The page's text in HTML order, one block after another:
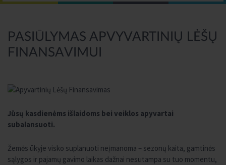
PASIŪLYMAS APVYVARTINIŲ LĖŠŲ
FINANSAVIMUI
Jūsų kasdienėms išlaidoms bei veiklos apyvartai
subalansuoti.
Žemės ūkyje visko suplanuoti neįmanoma – sezonų kaita, gamtinės
sąlygos ir pajamų gavimo laikas dažnai nesutampa su tuo momentu,